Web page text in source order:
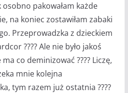
pakowałam każde
na koniec zostawiłam zabaki
Przeprowadzka z dzieckiem
???? Ale nie było jakoś
co deminizować ???? Liczę,
mnie kolejna
tym razem już ostatnia ????